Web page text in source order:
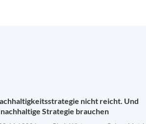
nicht reicht. Und
Strategie brauchen